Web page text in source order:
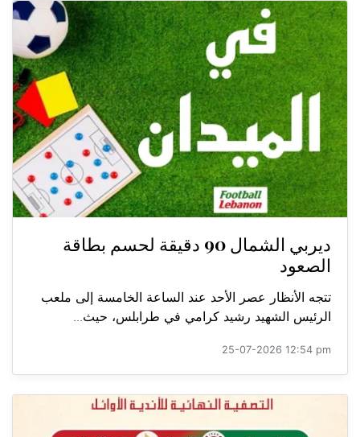
ديربي الشمال 90 دقيقة لحسم بطاقة
الصعود
تتجه الأنظار عصر الأحد عند الساعة الخامسة إلى ملعب
الرئيس الشهيد رشيد كرامي في طرابلس، حيث...
25-07-2026 12:54 pm